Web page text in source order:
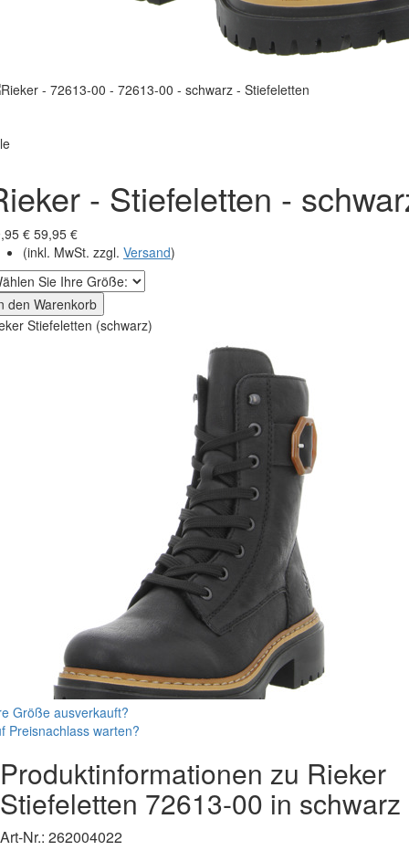
- Stiefeletten -
€ 59,95 €
(inkl. MwSt. zzgl. Versand)
den Warenkorb
Stiefeletten (schwarz)
Größe ausverkauft?
Preisnachlass warten?
Produktinformationen zu Rieker
Stiefeletten 72613-00 in schwarz
Art-Nr.: 262004022